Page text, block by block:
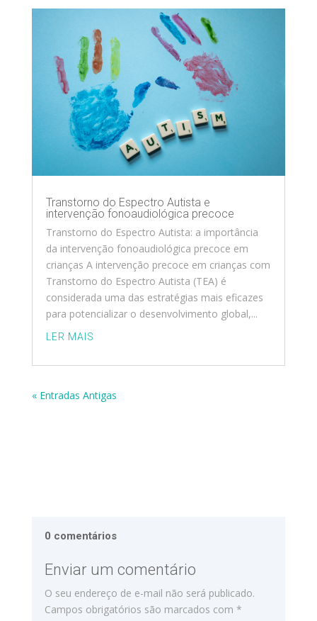
Transtorno do Espectro Autista e
intervenção fonoaudiológica precoce
Transtorno do Espectro Autista: a importância
da intervenção fonoaudiológica precoce em
crianças A intervenção precoce em crianças com
Transtorno do Espectro Autista (TEA) é
considerada uma das estratégias mais eficazes
para potencializar o desenvolvimento global,...
LER MAIS
« Entradas Antigas
0 comentários
Enviar um comentário
O seu endereço de e-mail não será publicado.
Campos obrigatórios são marcados com *